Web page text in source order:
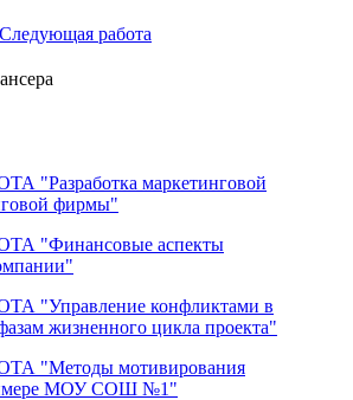
Следующая работа
маркетинговой
фирмы"
"Финансовые аспекты
"Управление конфликтами в
жизненного цикла проекта"
"Методы мотивирования
МОУ СОШ №1"